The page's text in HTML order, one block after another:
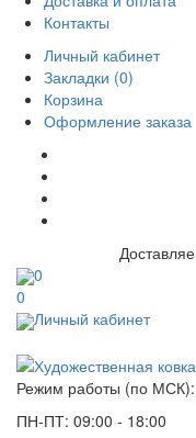
Контакты
Личный кабинет
Закладки (0)
Корзина
Оформление заказа
0
0
Личный кабинет
Режим работы (по МСК):
ПН-ПТ: 09:00 - 18:00